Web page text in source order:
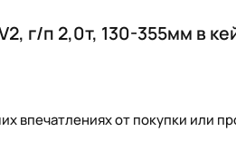
г/п 2,0т, 130-355мм в
впечатлениях от покупки или